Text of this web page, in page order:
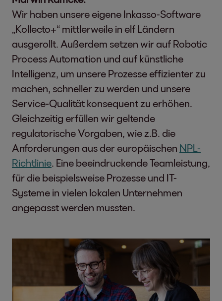
Wir haben unsere eigene Inkasso-Software
„Kollecto+“ mittlerweile in elf Ländern
ausgerollt. Außerdem setzen wir auf Robotic
Process Automation und auf künstliche
Intelligenz, um unsere Prozesse effizienter zu
machen, schneller zu werden und unsere
Service-Qualität konsequent zu erhöhen.
Gleichzeitig erfüllen wir geltende
regulatorische Vorgaben, wie z.B. die
Anforderungen aus der europäischen NPL-
Richtlinie. Eine beeindruckende Teamleistung,
für die beispielsweise Prozesse und IT-
Systeme in vielen lokalen Unternehmen
angepasst werden mussten.